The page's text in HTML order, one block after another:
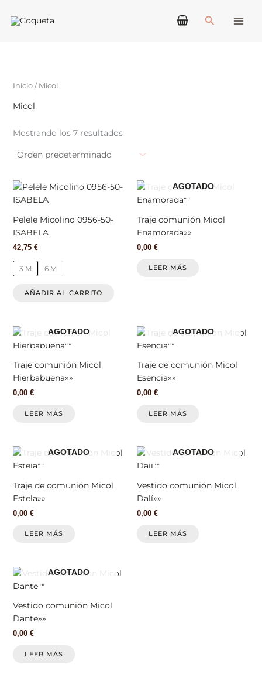
Buscar
Inicio/ Micol
Micol
Mostrando los 7 resultados
Pelele Micolino 0956-50-
ISABELA
42,75 €
3 M 6 M
AÑADIR AL CARRITO
Este
producto
múltiples
variantes.
opciones
página
producto
AGOTADO
Traje comunión Micol
Enamorada»»
0,00 €
LEER MÁS
AGOTADO
Traje comunión Micol
Hierbabuena»»
0,00 €
LEER MÁS
AGOTADO
Traje de comunión Micol
Esencia»»
0,00 €
LEER MÁS
AGOTADO
Traje de comunión Micol
Estela»»
0,00 €
LEER MÁS
AGOTADO
Vestido comunión Micol
Dalí»»
0,00 €
LEER MÁS
AGOTADO
Vestido comunión Micol
Dante»»
0,00 €
LEER MÁS